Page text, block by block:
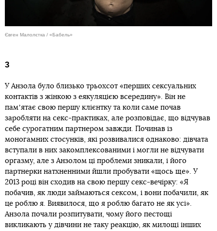
Євген Малолєтка / «Бабель»
3
У Анзола було близько трьохсот «перших сексуальних
контактів з жінкою з еякуляцією всередину». Він не
памʼятає свою першу клієнтку та коли саме почав
заробляти на секс-практиках, але розповідає, що відчував
себе сурогатним партнером завжди. Починав із
моногамних стосунків, які розвивалися однаково: дівчата
вступали в них закомплексованими і могли не відчувати
оргазму, але з Анзолом ці проблеми зникали, і його
партнерки натхненними йшли пробувати «щось ще». У
2013 році він сходив на свою першу секс-вечірку: «Я
побачив, як люди займаються сексом, і вони побачили, як
це роблю я. Виявилося, що я роблю багато не як усі».
Анзола почали розпитувати, чому його пестощі
викликають у дівчини не таку реакцію, як милощі інших